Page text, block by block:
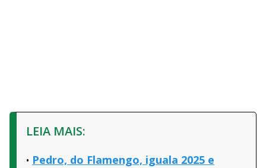
LEIA MAIS:
Pedro, do Flamengo, iguala 2025 e